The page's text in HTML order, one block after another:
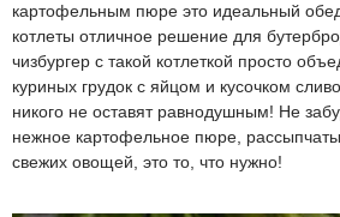
картофельным пюре это идеальный
котлеты отличное решение для
чизбургер с такой котлеткой просто
куриных грудок с яйцом и кусочком
никого не оставят равнодушным! Не
нежное картофельное пюре,
свежих овощей, это то, что нужно!